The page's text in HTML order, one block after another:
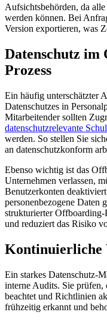
Aufsichtsbehörden, da
werden können. Bei
Version exportieren, was
Datenschutz im
Prozess
Ein häufig unterschätzter
Datenschutzes in
Mitarbeitender sollten
datenschutzrelevante
werden. So stellen Sie
an datenschutzkonform
Ebenso wichtig ist das
Unternehmen verlassen,
Benutzerkonten
personenbezogene Daten
strukturierter
und reduziert das Risiko
Kontinuierliche
Ein starkes Datenschutz-
interne Audits. Sie prüfen,
beachtet und Richtlinien
frühzeitig erkannt und